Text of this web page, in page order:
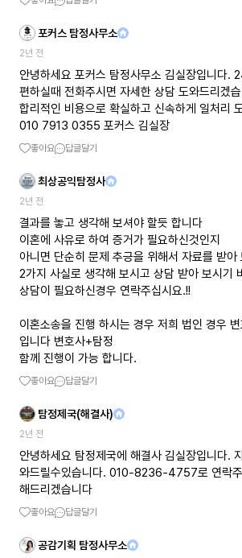
포커스 탐정사무소
2년 전
안녕하세요 포커스 탐정사무소 김실장입니다.
편하실때 전화주시면 자세한 상담 도와드리겠
합리적인 비용으로 확실하고 신속하게 일처리
010 7913 0355 포커스 김실장
좋아요 답글달기
최상공익탐정사
2년 전
결과를 놓고 생각해 보셔야 할듯 합니다
이혼에 사유로 하여 증거가 필요하신것인지
아니면 단순히 문제 추긍을 위해서 자료를 받아
2가지 사실로 생각해 보시고 상담 받아 보시기
상담이 필요하신경우 연락주십시요.!!
이혼소송을 진행 하시는 경우 저희 법인 경우
입니다 변호사+탐정
함께 진행이 가능 합니다.
좋아요 답글달기
탐정제국(해결사)
2년 전
안녕하세요 탐정제국에 해결사 김실장입니다.
와드릴수있습니다. 010-8236-4757로 연락주
해드리겠습니다
좋아요 답글달기
공감기획 탐정사무소